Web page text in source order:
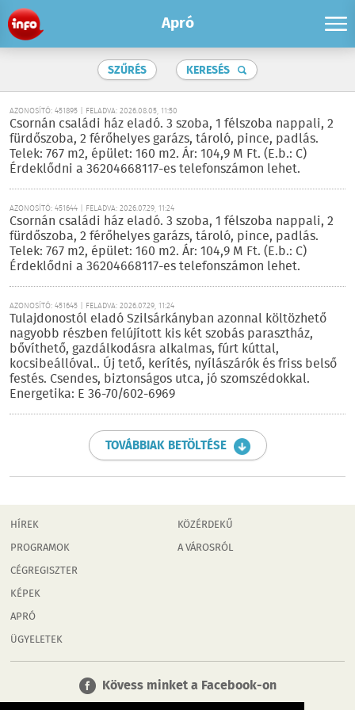
Apró
SZŰRÉS KERESÉS
AZONOSÍTÓ: 451895 | FELADVA: 2026.08.05, 11:50
Csornán családi ház eladó. 3 szoba, 1 félszoba nappali, 2
fürdőszoba, 2 férőhelyes garázs, tároló, pince, padlás.
Telek: 767 m2, épület: 160 m2. Ár: 104,9 M Ft. (E.b.: C)
Érdeklődni a 36204668117-es telefonszámon lehet.
AZONOSÍTÓ: 451644 | FELADVA: 2026.07.29, 11:24
Csornán családi ház eladó. 3 szoba, 1 félszoba nappali, 2
fürdőszoba, 2 férőhelyes garázs, tároló, pince, padlás.
Telek: 767 m2, épület: 160 m2. Ár: 104,9 M Ft. (E.b.: C)
Érdeklődni a 36204668117-es telefonszámon lehet.
AZONOSÍTÓ: 451645 | FELADVA: 2026.07.29, 11:24
Tulajdonostól eladó Szilsárkányban azonnal költözhető
nagyobb részben felújított kis két szobás parasztház,
bővíthető, gazdálkodásra alkalmas, fúrt kúttal,
kocsibeállóval.. Új tető, kerítés, nyílászárók és friss belső
festés. Csendes, biztonságos utca, jó szomszédokkal.
Energetika: E 36-70/602-6969
TOVÁBBIAK BETÖLTÉSE
HÍREK
PROGRAMOK
CÉGREGISZTER
KÉPEK
APRÓ
ÜGYELETEK
KÖZÉRDEKŰ
A VÁROSRÓL
Kövess minket a Facebook-on